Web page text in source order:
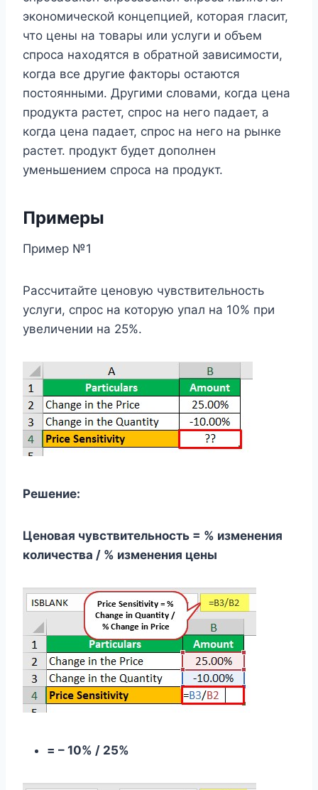
экономической концепцией, которая гласит,
что цены на товары или услуги и объем
спроса находятся в обратной зависимости,
когда все другие факторы остаются
постоянными. Другими словами, когда цена
продукта растет, спрос на него падает, а
когда цена падает, спрос на него на рынке
растет. продукт будет дополнен
уменьшением спроса на продукт.
Примеры
Пример №1
Рассчитайте ценовую чувствительность
услуги, спрос на которую упал на 10% при
увеличении на 25%.
Решение:
Ценовая чувствительность = % изменения
количества / % изменения цены
= – 10% / 25%